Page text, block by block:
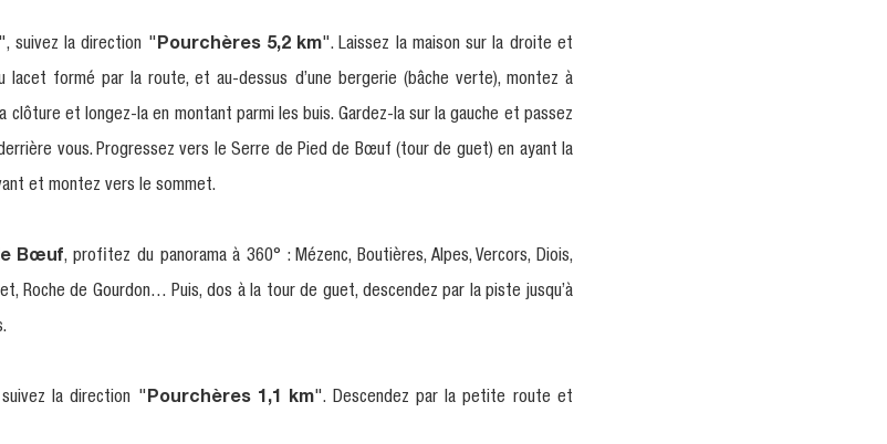
", suivez la direction "Pourchères 5,2 km". Laissez la maison sur la droite et
formé par la route, et au-dessus d’une bergerie (bâche verte), montez à
clôture et longez-la en montant parmi les buis. Gardez-la sur la gauche et passez
vous. Progressez vers le Serre de Pied de Bœuf (tour de guet) en ayant la
et montez vers le sommet.
Bœuf, profitez du panorama à 360° : Mézenc, Boutières, Alpes, Vercors, Diois,
Roche de Gourdon… Puis, dos à la tour de guet, descendez par la piste jusqu’à
la direction "Pourchères 1,1 km". Descendez par la petite route et